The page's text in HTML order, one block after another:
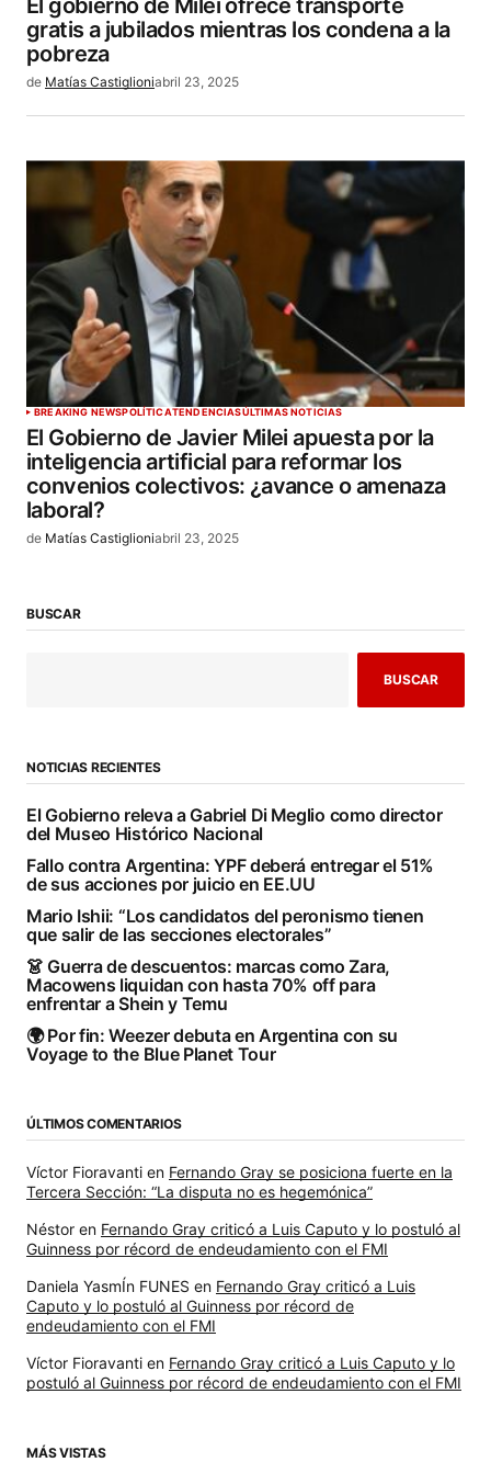
El gobierno de Milei ofrece transporte
gratis a jubilados mientras los condena a la
pobreza
de Matías Castiglioniabril 23, 2025
BREAKING NEWSPOLÍTICATENDENCIASÚLTIMAS NOTICIAS
El Gobierno de Javier Milei apuesta por la
inteligencia artificial para reformar los
convenios colectivos: ¿avance o amenaza
laboral?
de Matías Castiglioniabril 23, 2025
BUSCAR
BUSCAR
NOTICIAS RECIENTES
El Gobierno releva a Gabriel Di Meglio como director
del Museo Histórico Nacional
Fallo contra Argentina: YPF deberá entregar el 51%
de sus acciones por juicio en EE.UU
Mario Ishii: “Los candidatos del peronismo tienen
que salir de las secciones electorales”
👗 Guerra de descuentos: marcas como Zara,
Macowens liquidan con hasta 70% off para
enfrentar a Shein y Temu
🌍 Por fin: Weezer debuta en Argentina con su
Voyage to the Blue Planet Tour
ÚLTIMOS COMENTARIOS
Víctor Fioravanti en Fernando Gray se posiciona fuerte en la
Tercera Sección: “La disputa no es hegemónica”
Néstor en Fernando Gray criticó a Luis Caputo y lo postuló al
Guinness por récord de endeudamiento con el FMI
Daniela YasmÍn FUNES en Fernando Gray criticó a Luis
Caputo y lo postuló al Guinness por récord de
endeudamiento con el FMI
Víctor Fioravanti en Fernando Gray criticó a Luis Caputo y lo
postuló al Guinness por récord de endeudamiento con el FMI
MÁS VISTAS